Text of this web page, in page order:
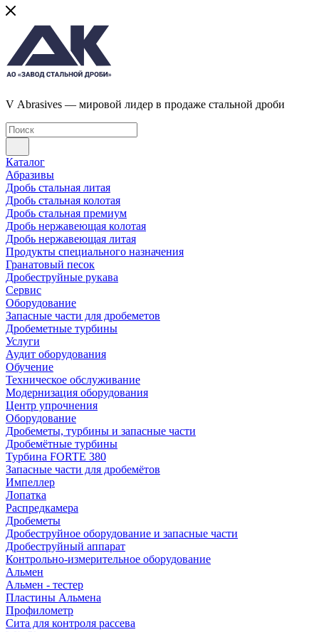
V Abrasives — мировой лидер в продаже стальной дроби
Каталог
Абразивы
Дробь стальная литая
Дробь стальная колотая
Дробь стальная премиум
Дробь нержавеющая колотая
Дробь нержавеющая литая
Продукты специального назначения
Гранатовый песок
Дробеструйные рукава
Сервис
Оборудование
Запасные части для дробеметов
Дробеметные турбины
Услуги
Аудит оборудования
Обучение
Техническое обслуживание
Модернизация оборудования
Центр упрочнения
Оборудование
Дробеметы, турбины и запасные части
Дробемётные турбины
Турбина FORTE 380
Запасные части для дробемётов
Импеллер
Лопатка
Распредкамера
Дробеметы
Дробеструйное оборудование и запасные части
Дробеструйный аппарат
Контрольно-измерительное оборудование
Альмен
Альмен - тестер
Пластины Альмена
Профилометр
Сита для контроля рассева